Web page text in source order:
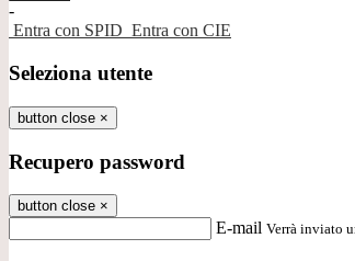
-
Entra con SPID Entra con CIE
Seleziona utente
button close ×
Recupero password
button close ×
E-mail Verrà inviato